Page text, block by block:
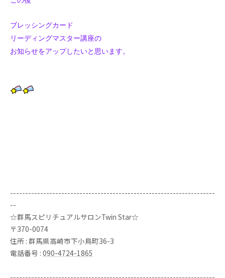
ブレッシングカード
リーディングマスター講座の
お知らせをアップしたいと思います。
--------------------------------------------------------------------
--
☆群馬スピリチュアルサロンTwin Star☆
〒370-0074
住所 : 群馬県高崎市下小鳥町36-3
電話番号 : 090-4724-1865